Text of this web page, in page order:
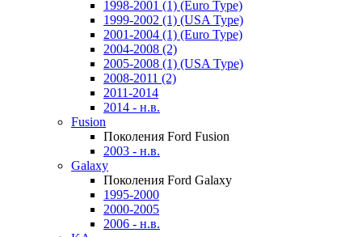
1998-2001 (1) (Euro Type)
1999-2002 (1) (USA Type)
2001-2004 (1) (Euro Type)
2004-2008 (2)
2005-2008 (1) (USA Type)
2008-2011 (2)
2011-2014
2014 - н.в.
Fusion
Поколения Ford Fusion
2003 - н.в.
Galaxy
Поколения Ford Galaxy
1995-2000
2000-2005
2006 - н.в.